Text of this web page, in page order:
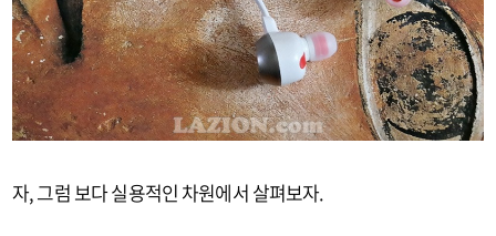
자, 그럼 보다 실용적인 차원에서 살펴보자.